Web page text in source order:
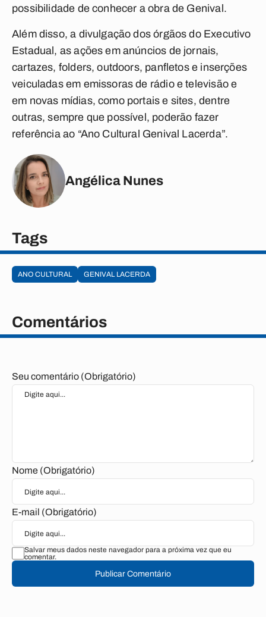
possibilidade de conhecer a obra de Genival.
Além disso, a divulgação dos órgãos do Executivo
Estadual, as ações em anúncios de jornais,
cartazes, folders, outdoors, panfletos e inserções
veiculadas em emissoras de rádio e televisão e
em novas mídias, como portais e sites, dentre
outras, sempre que possível, poderão fazer
referência ao “Ano Cultural Genival Lacerda”.
Angélica Nunes
Tags
ANO CULTURAL GENIVAL LACERDA
Comentários
Seu comentário (Obrigatório)
Nome (Obrigatório)
E-mail (Obrigatório)
Salvar meus dados neste navegador para a próxima vez que eu
comentar.
Publicar Comentário